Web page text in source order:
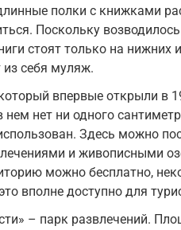
полки с книжками
Поскольку
стоят только на нижних
себя муляж.
впервые открыли в
нем нет ни одного
Здесь можно
и живописными
можно бесплатно,
вполне доступно для
– парк развлечений.